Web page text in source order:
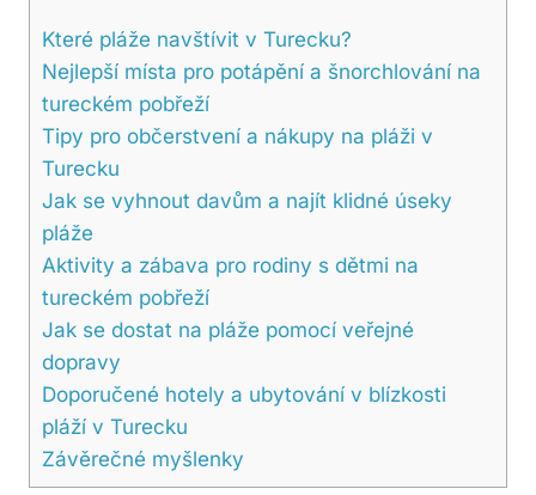
Které⁤ pláže navštívit⁣ v Turecku?
Nejlepší ⁤místa pro ⁢potápění ⁣a šnorchlování na
⁣tureckém‍ pobřeží
Tipy pro občerstvení a⁢ nákupy na‍ pláži ⁤v
Turecku
Jak se vyhnout‌ davům a ‍najít klidné⁢ úseky
pláže
Aktivity a zábava pro rodiny⁣ s‍ dětmi na
tureckém ⁣pobřeží
Jak‍ se dostat na ⁢pláže pomocí veřejné
dopravy
Doporučené hotely a ubytování v blízkosti⁣
pláží v Turecku
Závěrečné myšlenky